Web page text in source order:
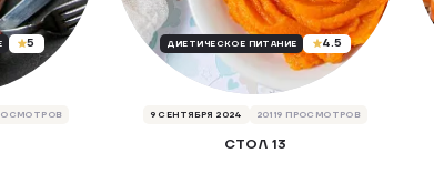
5 ДИЕТИЧЕСКОЕ ПИТАНИЕ 4.5
9 СЕНТЯБРЯ 2024 20119 ПРОСМОТРОВ
СТОЛ 13